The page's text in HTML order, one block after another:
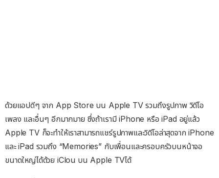
ด้วยแอปดีๆ จาก App Store บน Apple TV รวมถึงรูปภาพ วิดีโอ
เพลง และอื่นๆ อีกมากมาย ซึ่งถ้าเรามี iPhone หรือ iPad อยู่แล้ว
Apple TV ก็จะทำให้เราสามารถแชร์รูปภาพและวิดีโอล่าสุดจาก iPhone
และ iPad รวมถึง “Memories” กับเพื่อนและครอบครัวบนหน้าจอ
ขนาดใหญ่ได้ด้วย iClou บน Apple TVได้